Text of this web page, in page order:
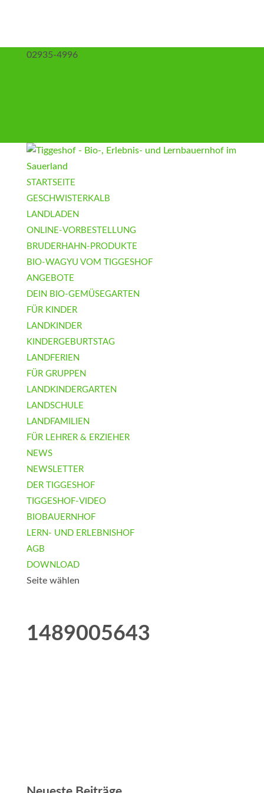
02935-4996
STARTSEITE
GESCHWISTERKALB
LANDLADEN
ONLINE-VORBESTELLUNG
BRUDERHAHN-PRODUKTE
BIO-WAGYU VOM TIGGESHOF
ANGEBOTE
DEIN BIO-GEMÜSEGARTEN
FÜR KINDER
LANDKINDER
KINDERGEBURTSTAG
LANDFERIEN
FÜR GRUPPEN
LANDKINDERGARTEN
LANDSCHULE
LANDFAMILIEN
FÜR LEHRER & ERZIEHER
NEWS
NEWSLETTER
DER TIGGESHOF
TIGGESHOF-VIDEO
BIOBAUERNHOF
LERN- UND ERLEBNISHOF
AGB
DOWNLOAD
Seite wählen
1489005643